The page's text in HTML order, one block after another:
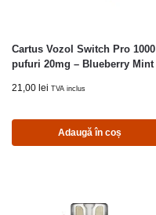
Cartus Vozol Switch Pro 1000
pufuri 20mg – Blueberry Mint
21,00 lei TVA inclus
Adaugă în coș